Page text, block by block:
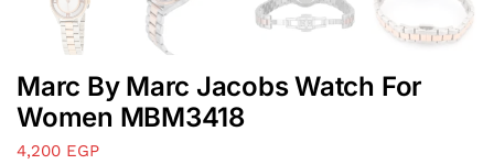
Marc By Marc Jacobs Watch For
Women MBM3418
4,200 EGP